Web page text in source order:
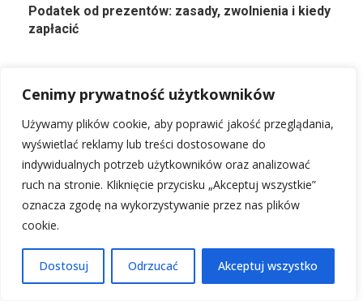
Cenimy prywatność użytkowników
Używamy plików cookie, aby poprawić jakość przeglądania,
wyświetlać reklamy lub treści dostosowane do
indywidualnych potrzeb użytkowników oraz analizować
ruch na stronie. Kliknięcie przycisku „Akceptuj wszystkie”
oznacza zgodę na wykorzystywanie przez nas plików
cookie.
Dostosuj Odrzucać Akceptuj wszystko
Podatek od prezentów: zasady, zwolnienia i kiedy
zapłacić
PRZECZYTAJ KONIECZNIE!
Jak płacić kartą za granicą bezpiecznie i tanio?
4 stycznia, 2026
20 stycznia, 2026